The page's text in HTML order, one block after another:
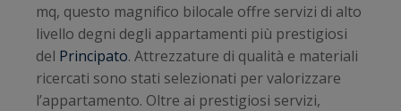
mq, questo magnifico bilocale offre servizi di alto
livello degni degli appartamenti più prestigiosi
del Principato. Attrezzature di qualità e materiali
ricercati sono stati selezionati per valorizzare
l’appartamento. Oltre ai prestigiosi servizi,